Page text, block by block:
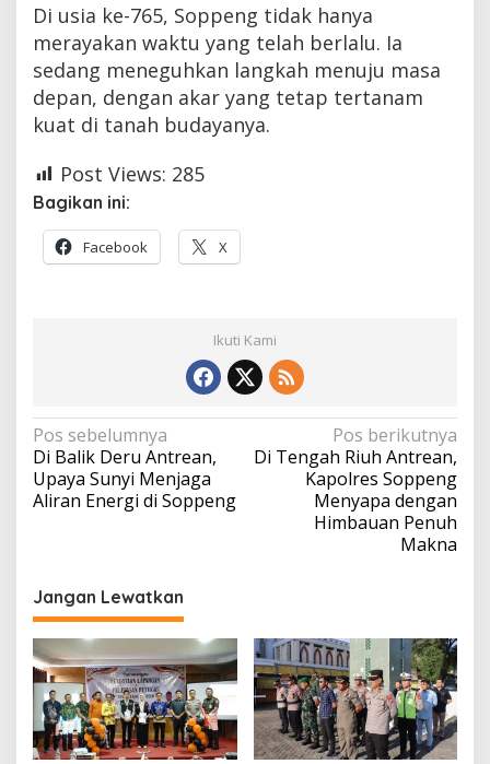
Di usia ke-765, Soppeng tidak hanya
merayakan waktu yang telah berlalu. Ia
sedang meneguhkan langkah menuju masa
depan, dengan akar yang tetap tertanam
kuat di tanah budayanya.
Post Views: 285
Bagikan ini:
Facebook X
Ikuti Kami
Navigasi
pos
Pos sebelumnya
Di Balik Deru Antrean,
Upaya Sunyi Menjaga
Aliran Energi di Soppeng
Pos berikutnya
Di Tengah Riuh Antrean,
Kapolres Soppeng
Menyapa dengan
Himbauan Penuh
Makna
Jangan Lewatkan